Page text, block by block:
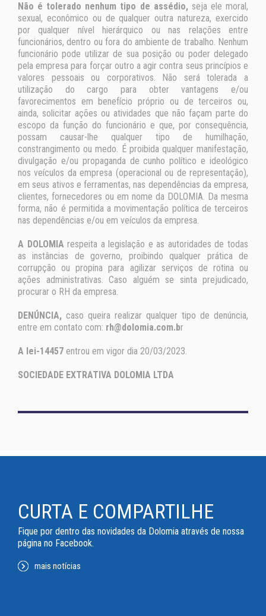
Não é tolerado nenhum tipo de assédio, seja ele moral,
sexual, econômico ou de qualquer outra natureza, exercido
por qualquer nível hierárquico ou nas relações entre
funcionários, dentro ou fora do ambiente de trabalho. Nenhum
funcionário pode utilizar de sua posição ou poder delegado
pela empresa para forçar outro a agir contra seus princípios e
valores pessoais ou corporativos. Não será tolerada a
utilização do cargo para obter vantagens e/ou
favorecimentos em benefício próprio ou de terceiros ou,
ainda, solicitar ações ou atividades que não façam parte do
escopo da função do funcionário e que, por consequência,
possam causar-lhe qualquer tipo de humilhação,
constrangimento ou medo. É proibida qualquer manifestação,
divulgação e/ou propaganda de cunho político e ideológico
nos veículos da empresa (operacional ou de representação),
em seus ativos e ferramentas, nas dependências da empresa,
clientes, fornecedores ou em nome da DOLOMIA. Da mesma
forma, não é permitida a movimentação política de terceiros
nas dependências e/ou em veículos da empresa.
A DOLOMIA respeita a legislação e as autoridades de todas
as instâncias de governo, proibindo qualquer prática de
corrupção ou propina para agilizar serviços de rotina ou
ações administrativas. Caso alguém se sinta prejudicado,
procurar o RH da empresa.
DENÚNCIA, caso queira realizar qualquer tipo de denúncia,
entre em contato com: rh@dolomia.com.br
A lei-14457 entrou em vigor dia 20/03/2023.
SOCIEDADE EXTRATIVA DOLOMIA LTDA
CURTA E COMPARTILHE
Fique por dentro das novidades da Dolomia através de nossa
página no Facebook.
mais notícias